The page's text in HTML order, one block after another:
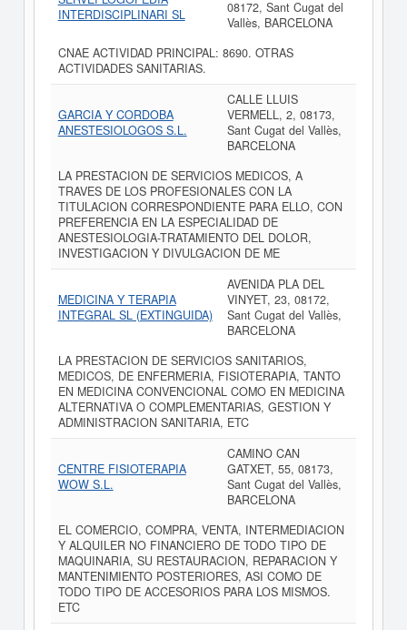
INTERDISCIPLINARI SL
08172, Sant Cugat del
Vallès, BARCELONA
CNAE ACTIVIDAD PRINCIPAL: 8690. OTRAS
ACTIVIDADES SANITARIAS.
GARCIA Y CORDOBA
ANESTESIOLOGOS S.L.
CALLE LLUIS
VERMELL, 2, 08173,
Sant Cugat del Vallès,
BARCELONA
LA PRESTACION DE SERVICIOS MEDICOS, A
TRAVES DE LOS PROFESIONALES CON LA
TITULACION CORRESPONDIENTE PARA ELLO, CON
PREFERENCIA EN LA ESPECIALIDAD DE
ANESTESIOLOGIA-TRATAMIENTO DEL DOLOR,
INVESTIGACION Y DIVULGACION DE ME
MEDICINA Y TERAPIA
INTEGRAL SL (EXTINGUIDA)
AVENIDA PLA DEL
VINYET, 23, 08172,
Sant Cugat del Vallès,
BARCELONA
LA PRESTACION DE SERVICIOS SANITARIOS,
MEDICOS, DE ENFERMERIA, FISIOTERAPIA, TANTO
EN MEDICINA CONVENCIONAL COMO EN MEDICINA
ALTERNATIVA O COMPLEMENTARIAS, GESTION Y
ADMINISTRACION SANITARIA, ETC
CENTRE FISIOTERAPIA
WOW S.L.
CAMINO CAN
GATXET, 55, 08173,
Sant Cugat del Vallès,
BARCELONA
EL COMERCIO, COMPRA, VENTA, INTERMEDIACION
Y ALQUILER NO FINANCIERO DE TODO TIPO DE
MAQUINARIA, SU RESTAURACION, REPARACION Y
MANTENIMIENTO POSTERIORES, ASI COMO DE
TODO TIPO DE ACCESORIOS PARA LOS MISMOS.
ETC